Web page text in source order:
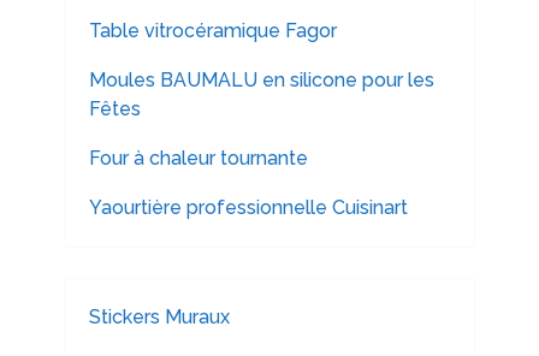
Table vitrocéramique Fagor
Moules BAUMALU en silicone pour les
Fêtes
Four à chaleur tournante
Yaourtière professionnelle Cuisinart
Stickers Muraux